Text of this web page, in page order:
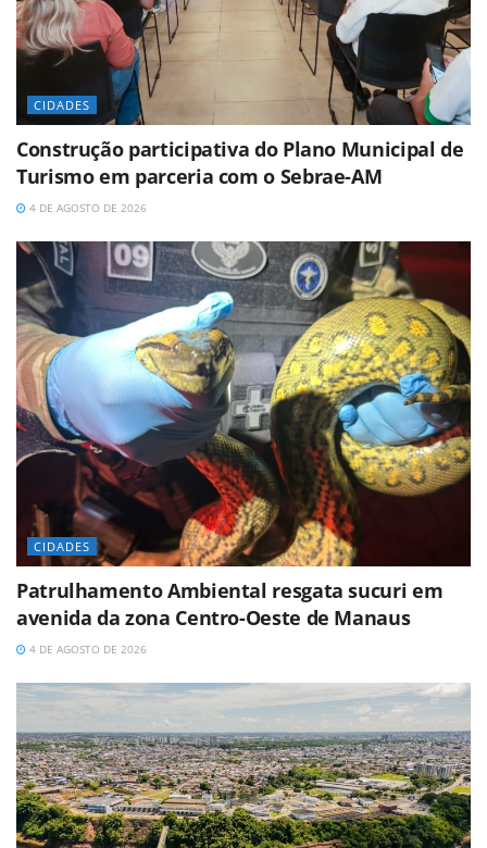
CIDADES
Construção participativa do Plano Municipal de
Turismo em parceria com o Sebrae-AM
4 DE AGOSTO DE 2026
CIDADES
Patrulhamento Ambiental resgata sucuri em
avenida da zona Centro-Oeste de Manaus
4 DE AGOSTO DE 2026